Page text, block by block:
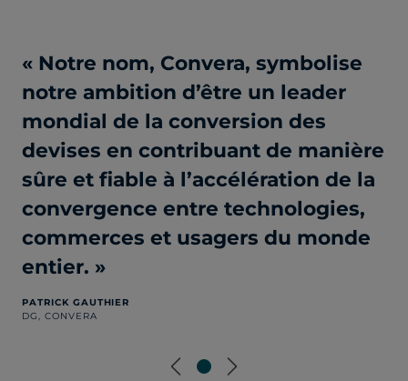
« Notre nom, Convera, symbolise
notre ambition d’être un leader
mondial de la conversion des
devises en contribuant de manière
sûre et fiable à l’accélération de la
convergence entre technologies,
commerces et usagers du monde
entier. »
PATRICK GAUTHIER
DG, CONVERA
Previous Next